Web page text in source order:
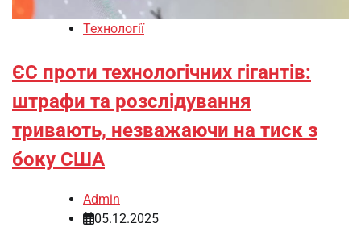
Технології
ЄС проти технологічних гігантів:
штрафи та розслідування
тривають, незважаючи на тиск з
боку США
Admin
05.12.2025